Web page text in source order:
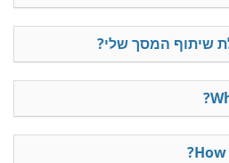
שיתוף המסך שלי?
How